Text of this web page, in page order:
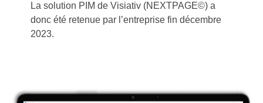
La solution PIM de Visiativ (NEXTPAGE©) a
donc été retenue par l’entreprise fin décembre
2023.